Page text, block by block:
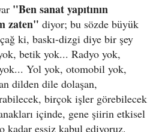
"Ben sanat yapıtının
zaten" diyor; bu sözde büyük
ki, baskı-dizgi diye bir şey
betik yok... Radyo yok,
Yol yok, otomobil yok,
dilden dile dolaşan,
birçok işler görebilecek
içinde, gene şiirin etkisel
kadar eşsiz kabul ediyoruz.